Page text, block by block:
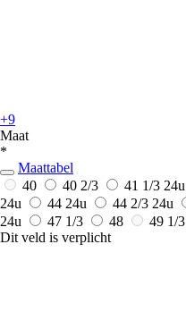
+9
Maat
*
Maattabel
40
40 2/3 41 1/3 24u
24u
44 24u 44 2/3 24u
24u
47 1/3 48 49 1/3
Dit veld is verplicht